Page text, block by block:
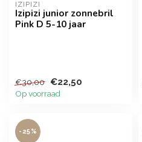
IZIPIZI
Izipizi junior zonnebril
Pink D 5-10 jaar
€30,00 €22,50
Op voorraad
-25%